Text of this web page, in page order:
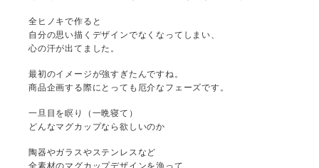
全ヒノキで作ると
自分の思い描くデザインでなくなってしまい、
心の汗が出てました。
最初のイメージが強すぎたんですね。
商品企画する際にとっても厄介なフェーズです。
一旦目を瞑り（一晩寝て）
どんなマグカップなら欲しいのか
陶器やガラスやステンレスなど
全素材のマグカップデザインを漁って